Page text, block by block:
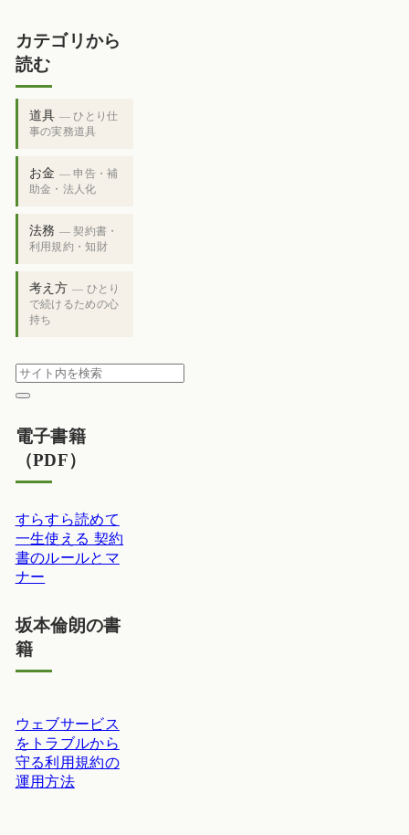
カテゴリから
読む
道具 — ひとり仕
事の実務道具
お金 — 申告・補
助金・法人化
法務 — 契約書・
利用規約・知財
考え方 — ひとり
で続けるための心
持ち
電子書籍
（PDF）
すらすら読めて
一生使える 契約
書のルールとマ
ナー
坂本倫朗の書
籍
ウェブサービス
をトラブルから
守る利用規約の
運用方法